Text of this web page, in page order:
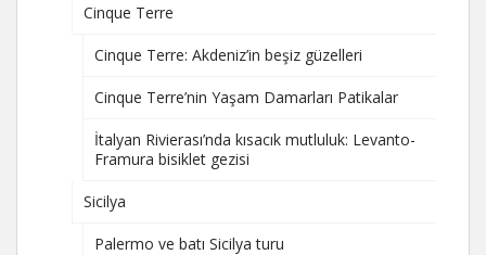
Cinque Terre
Cinque Terre: Akdeniz’in beşiz güzelleri
Cinque Terre’nin Yaşam Damarları Patikalar
İtalyan Rivierası’nda kısacık mutluluk: Levanto-
Framura bisiklet gezisi
Sicilya
Palermo ve batı Sicilya turu